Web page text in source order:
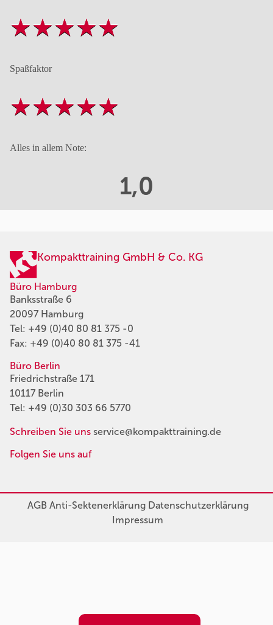
Spaßfaktor
Alles in allem Note:
1,0
Kompakttraining GmbH & Co. KG
Büro Hamburg
Banksstraße 6
20097 Hamburg
Tel: +49 (0)40 80 81 375 -0
Fax: +49 (0)40 80 81 375 -41
Büro Berlin
Friedrichstraße 171
10117 Berlin
Tel: +49 (0)30 303 66 5770
Schreiben Sie uns service@kompakttraining.de
Folgen Sie uns auf
AGBAnti-SektenerklärungDatenschutzerklärung
Impressum